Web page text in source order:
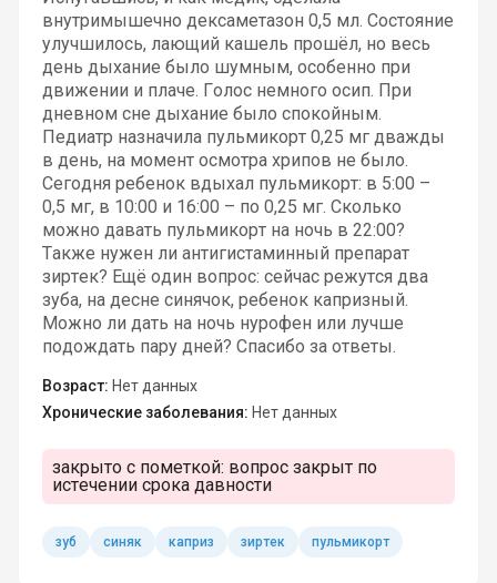
внутримышечно дексаметазон 0,5 мл. Состояние
улучшилось, лающий кашель прошёл, но весь
день дыхание было шумным, особенно при
движении и плаче. Голос немного осип. При
дневном сне дыхание было спокойным.
Педиатр назначила пульмикорт 0,25 мг дважды
в день, на момент осмотра хрипов не было.
Сегодня ребенок вдыхал пульмикорт: в 5:00 –
0,5 мг, в 10:00 и 16:00 – по 0,25 мг. Сколько
можно давать пульмикорт на ночь в 22:00?
Также нужен ли антигистаминный препарат
зиртек? Ещё один вопрос: сейчас режутся два
зуба, на десне синячок, ребенок капризный.
Можно ли дать на ночь нурофен или лучше
подождать пару дней? Спасибо за ответы.
Возраст: Нет данных
Хронические заболевания: Нет данных
закрыто с пометкой: вопрос закрыт по
истечении срока давности
зуб синяк каприз зиртек пульмикорт